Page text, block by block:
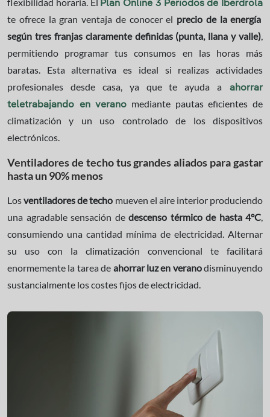
Plan Online 3 Periodos de Iberdrola
te ofrece la gran ventaja de conocer el precio de la energía
según tres franjas claramente definidas (punta, llana y valle),
permitiendo programar tus consumos en las horas más
baratas. Esta alternativa es ideal si realizas actividades
profesionales desde casa, ya que te ayuda a
ahorrar
teletrabajando en verano mediante pautas eficientes de
climatización y un uso controlado de los dispositivos
electrónicos.
Ventiladores de techo tus grandes aliados para gastar
hasta un 90% menos
Losventiladores de techo mueven el aire interior produciendo
una agradable sensación de descenso térmico de hasta 4°C,
consumiendo una cantidad mínima de electricidad. Alternar
su uso con la climatización convencional te facilitará
enormemente la tarea de ahorrar luz en veranodisminuyendo
sustancialmente los costes fijos de electricidad.